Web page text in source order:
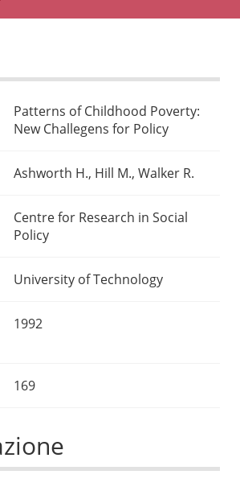
Patterns of Childhood Poverty:
New Challegens for Policy
Ashworth H., Hill M., Walker R.
Centre for Research in Social
Policy
University of Technology
1992
169